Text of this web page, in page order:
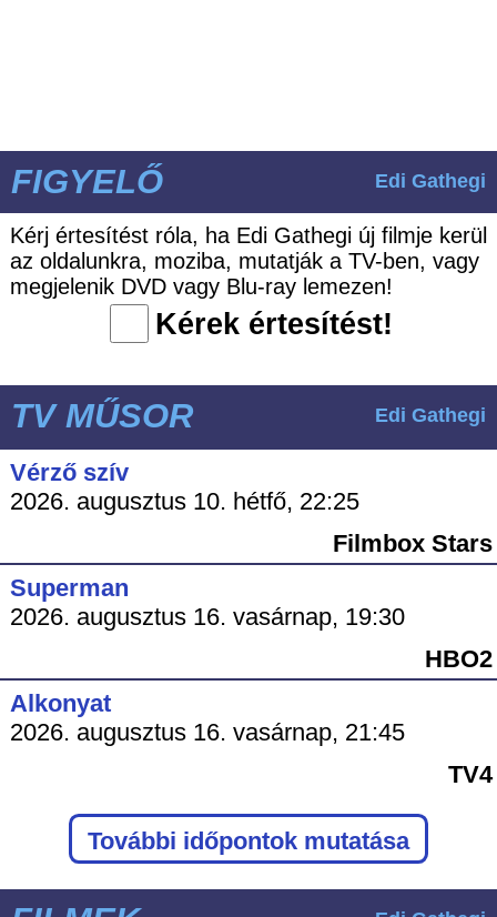
FIGYELŐ Edi Gathegi
Kérj értesítést róla, ha Edi Gathegi új filmje kerül
az oldalunkra, moziba, mutatják a TV-ben, vagy
megjelenik DVD vagy Blu-ray lemezen!
Kérek értesítést!
TV MŰSOR Edi Gathegi
Vérző szív
2026. augusztus 10. hétfő, 22:25
Filmbox Stars
Superman
2026. augusztus 16. vasárnap, 19:30
HBO2
Alkonyat
2026. augusztus 16. vasárnap, 21:45
TV4
További időpontok mutatása